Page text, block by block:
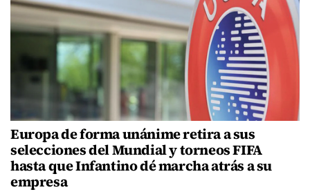
Europa de forma unánime retira a sus
selecciones del Mundial y torneos FIFA
hasta que Infantino dé marcha atrás a su
empresa